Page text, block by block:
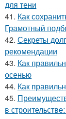
для тени
41. Как
Грамотный
42. Секреты
рекомендации
43. Как
осенью
44. Как
45.
в